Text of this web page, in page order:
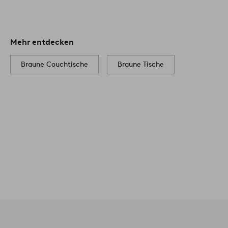
Mehr entdecken
Braune Couchtische Braune Tische